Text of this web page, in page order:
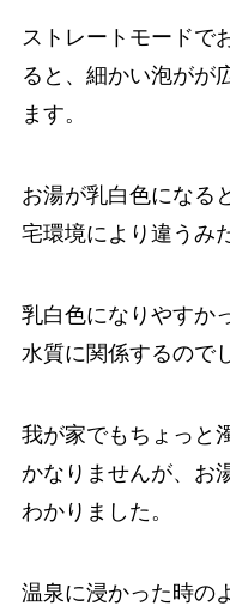
ストレートモードで
ると、細かい泡がが
ます。
お湯が乳白色になる
宅環境により違うみ
乳白色になりやすか
水質に関係するので
我が家でもちょっと
かなりませんが、お
わかりました。
温泉に浸かった時の